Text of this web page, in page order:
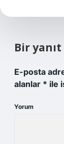
Bir yanıt
E-posta
alanlar * ile
Yorum